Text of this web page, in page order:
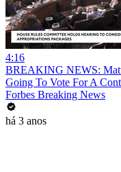
4:16
BREAKING NEWS:
Going To Vote For A
Forbes Breaking News
há 3 anos